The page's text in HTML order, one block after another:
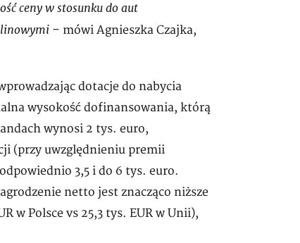
ceny w stosunku do aut
– mówi Agnieszka Czajka,
dotacje do nabycia
wysokość dofinansowania, którą
wynosi 2 tys. euro,
(przy uwzględnieniu premii
3,5 i do 6 tys. euro.
netto jest znacząco niższe
w Polsce vs 25,3 tys. EUR w Unii),